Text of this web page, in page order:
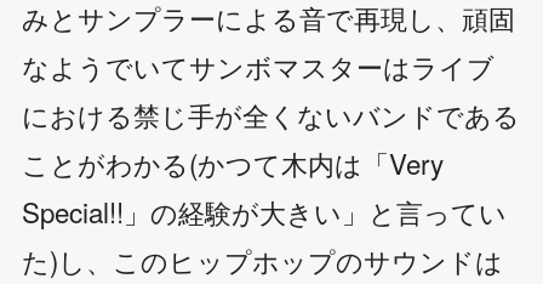
みとサンプラーによる音で再現し、頑固
なようでいてサンボマスターはライブ
における禁じ手が全くないバンドである
ことがわかる(かつて木内は「Very
Special!!」の経験が大きい」と言ってい
た)し、このヒップホップのサウンドは